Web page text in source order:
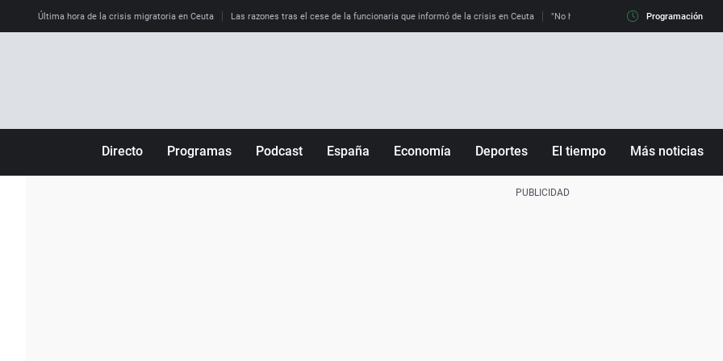
Última hora de la crisis migratoria en Ceuta Las razones tras el cese de la funcionaria que informó de la crisis en Ceuta "No hay mafias, que no nos engañen":
Programación
Directo Programas Podcast España Economía Deportes El tiempo Más noticias